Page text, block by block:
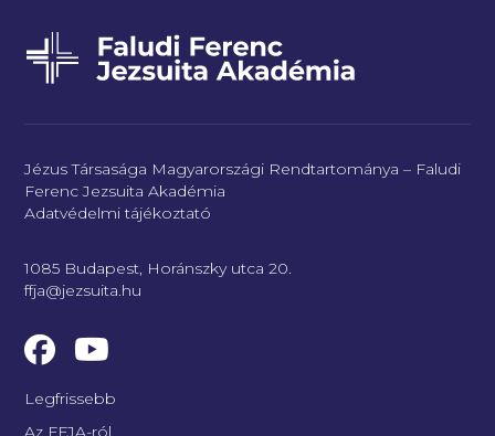
Jézus Társasága Magyarországi Rendtartománya – Faludi
Ferenc Jezsuita Akadémia
Adatvédelmi tájékoztató
1085 Budapest, Horánszky utca 20.
ffja@jezsuita.hu
Legfrissebb
Az FFJA-ról